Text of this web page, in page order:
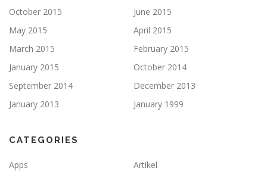
October 2015
June 2015
May 2015
April 2015
March 2015
February 2015
January 2015
October 2014
September 2014
December 2013
January 2013
January 1999
CATEGORIES
Apps
Artikel